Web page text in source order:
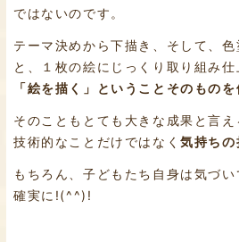
ではないのです。
テーマ決めから下描き、そして、色
と、１枚の絵にじっくり取り組み仕
「絵を描く」ということそのものを
そのこともとても大きな成果と言
技術的なことだけではなく気持ちの
もちろん、子どもたち自身は気づい
確実に!(^^)!